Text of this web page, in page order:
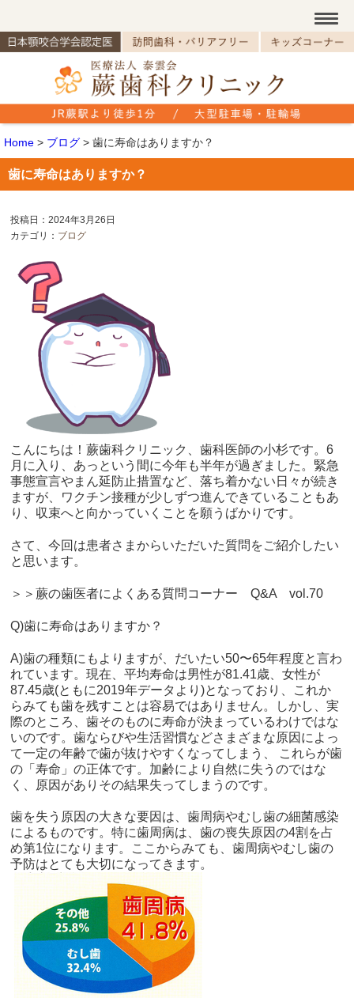
Home > ブログ > 歯に寿命はありますか？
歯に寿命はありますか？
投稿日：2024年3月26日
カテゴリ： ブログ
こんにちは！蕨歯科クリニック、歯科医師の小杉です。6
月に入り、あっという間に今年も半年が過ぎました。緊急
事態宣言やまん延防止措置など、落ち着かない日々が続き
ますが、ワクチン接種が少しずつ進んできていることもあ
り、収束へと向かっていくことを願うばかりです。
さて、今回は患者さまからいただいた質問をご紹介したい
と思います。
＞＞蕨の歯医者によくある質問コーナー Q&A vol.70
Q)歯に寿命はありますか？
A)歯の種類にもよりますが、だいたい50〜65年程度と言わ
れています。現在、平均寿命は男性が81.41歳、女性が
87.45歳(ともに2019年データより)となっており、これか
らみても歯を残すことは容易ではありません。しかし、実
際のところ、歯そのものに寿命が決まっているわけではな
いのです。歯ならびや生活習慣などさまざまな原因によっ
て一定の年齢で歯が抜けやすくなってしまう、 これらが歯
の「寿命」の正体です。加齢により自然に失うのではな
く、原因がありその結果失ってしまうのです。
歯を失う原因の大きな要因は、歯周病やむし歯の細菌感染
によるものです。特に歯周病は、歯の喪失原因の4割を占
め第1位になります。ここからみても、歯周病やむし歯の
予防はとても大切になってきます。